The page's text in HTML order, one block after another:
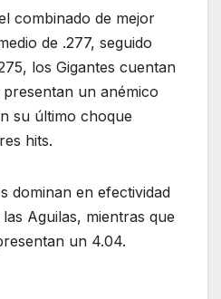
combinado de mejor
de .277, seguido
los Gigantes cuentan
un anémico
su último choque
hits.
dominan en efectividad
Aguilas, mientras que
un 4.04.